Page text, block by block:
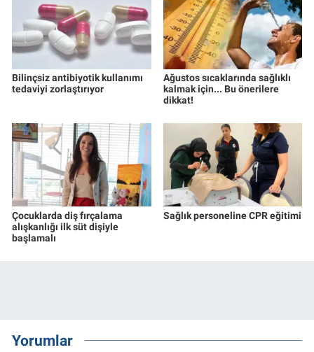
Bilinçsiz antibiyotik kullanımı
tedaviyi zorlaştırıyor
Ağustos sıcaklarında sağlıklı
kalmak için... Bu önerilere
dikkat!
Çocuklarda diş fırçalama
alışkanlığı ilk süt dişiyle
başlamalı
Sağlık personeline CPR eğitimi
Yorumlar